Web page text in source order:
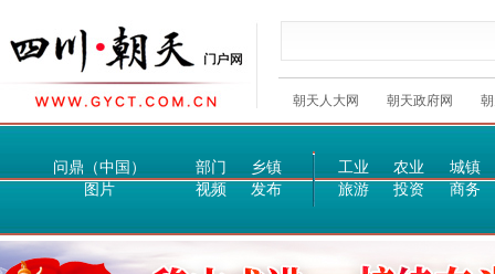
朝天人大网 朝天政府网
问鼎（中国） 部门
乡镇
图片
视频 发布
工业 农业
城镇
旅游
投资 商务